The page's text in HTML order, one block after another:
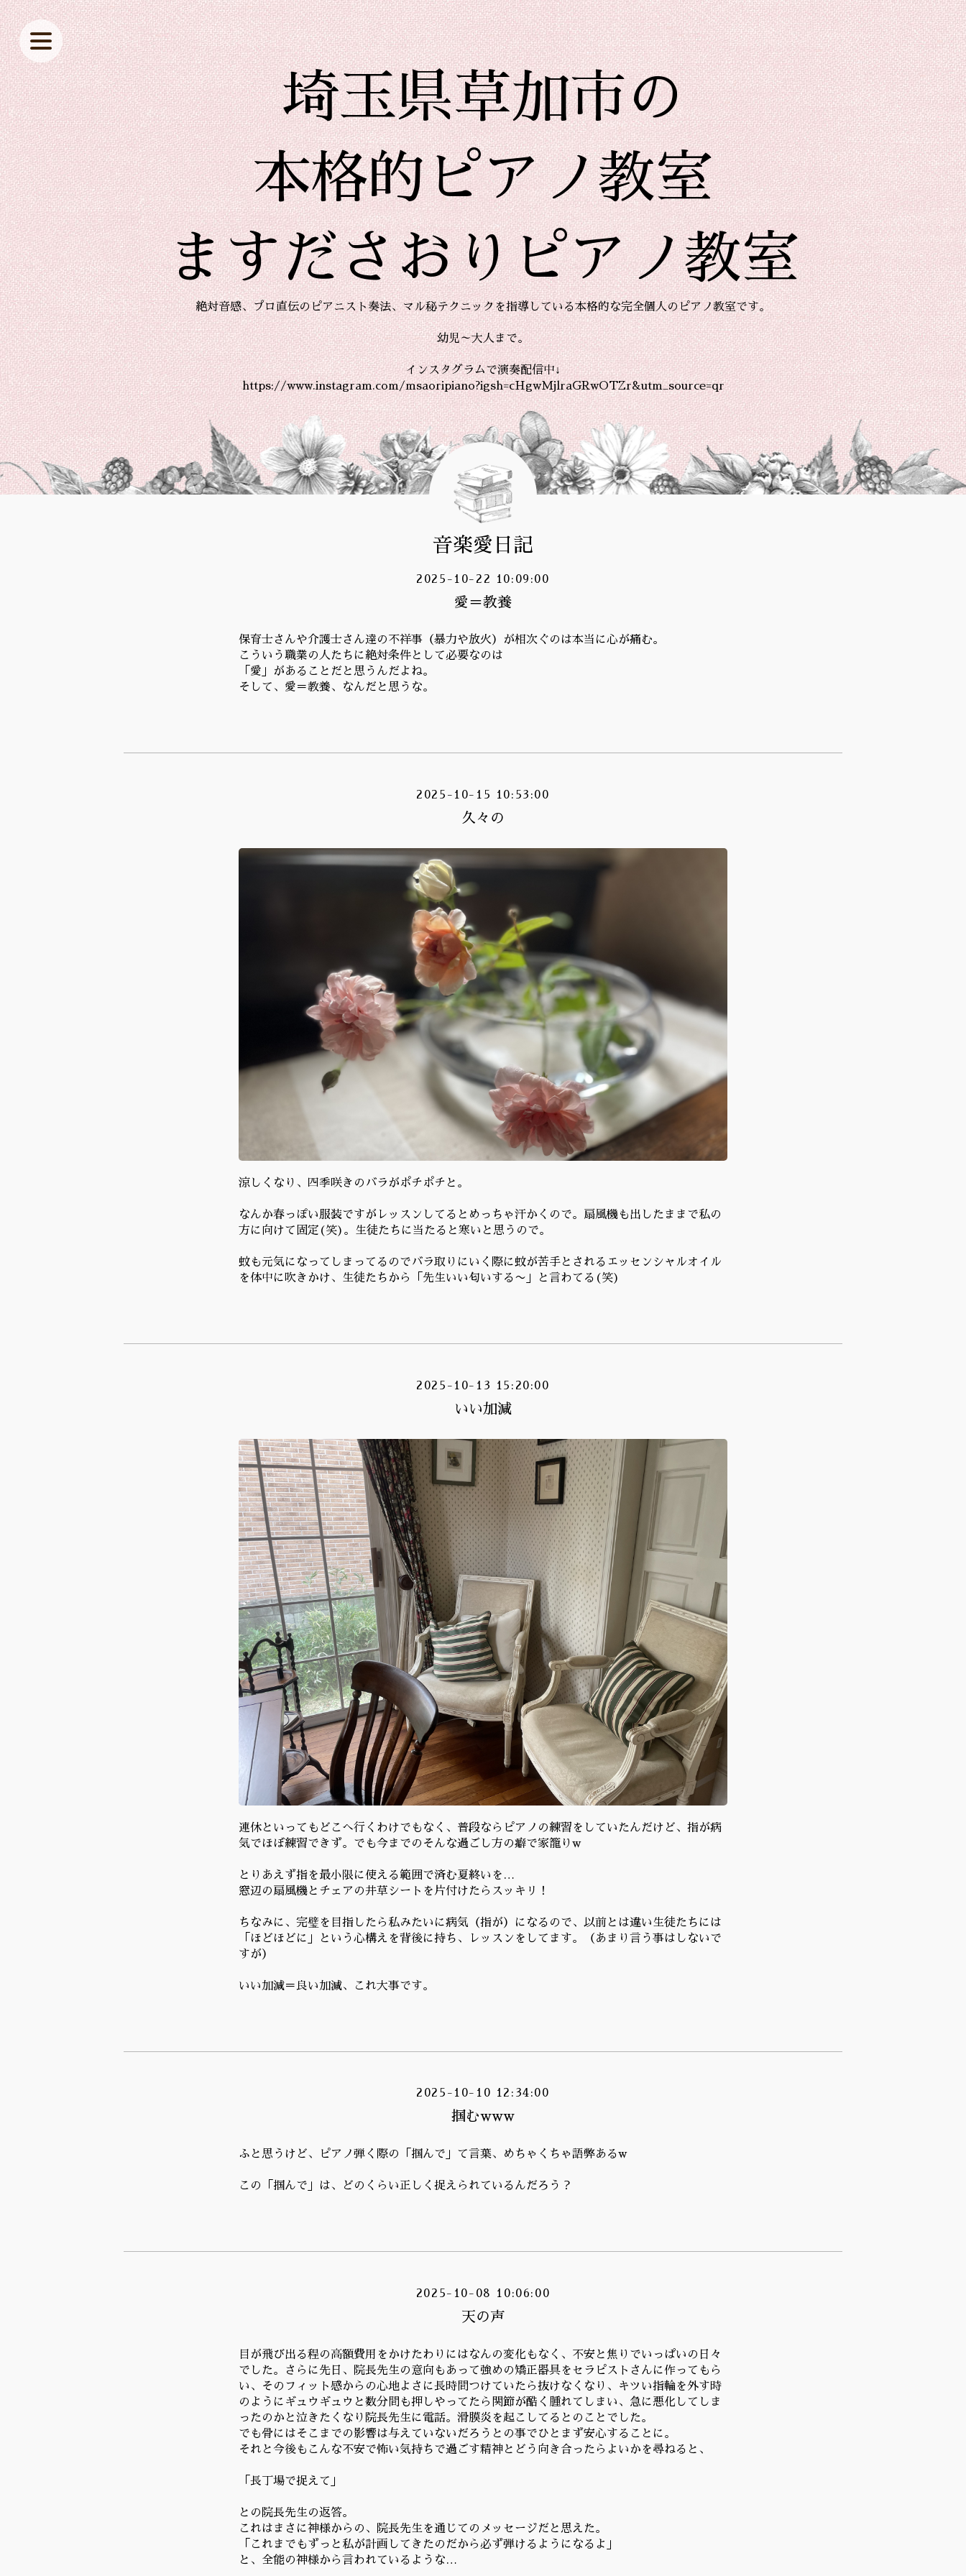
埼玉県草加市の
本格的ピアノ教室
ますださおりピアノ教室
絶対音感、プロ直伝のピアニスト奏法、マル秘テクニックを指導している本格的な完全個人のピアノ教室です。
幼児～大人まで。
インスタグラムで演奏配信中↓
https://www.instagram.com/msaoripiano?igsh=cHgwMjlraGRwOTZr&utm_source=qr
音楽愛日記
2025-10-22 10:09:00
愛＝教養
保育士さんや介護士さん達の不祥事（暴力や放火）が相次ぐのは本当に心が痛む。
こういう職業の人たちに絶対条件として必要なのは
「愛」があることだと思うんだよね。
そして、愛＝教養、なんだと思うな。
2025-10-15 10:53:00
久々の
涼しくなり、四季咲きのバラがポチポチと。
なんか春っぽい服装ですがレッスンしてるとめっちゃ汗かくので。扇風機も出したままで私の
方に向けて固定(笑)。生徒たちに当たると寒いと思うので。
蚊も元気になってしまってるのでバラ取りにいく際に蚊が苦手とされるエッセンシャルオイル
を体中に吹きかけ、生徒たちから「先生いい匂いする〜」と言わてる(笑)
2025-10-13 15:20:00
いい加減
連休といってもどこへ行くわけでもなく、普段ならピアノの練習をしていたんだけど、指が病
気でほぼ練習できず。でも今までのそんな過ごし方の癖で家籠りw
とりあえず指を最小限に使える範囲で済む夏終いを…
窓辺の扇風機とチェアの井草シートを片付けたらスッキリ！
ちなみに、完璧を目指したら私みたいに病気（指が）になるので、以前とは違い生徒たちには
「ほどほどに」という心構えを背後に持ち、レッスンをしてます。（あまり言う事はしないで
すが）
いい加減＝良い加減、これ大事です。
2025-10-10 12:34:00
掴むwww
ふと思うけど、ピアノ弾く際の「掴んで」て言葉、めちゃくちゃ語弊あるw
この「掴んで」は、どのくらい正しく捉えられているんだろう？
2025-10-08 10:06:00
天の声
目が飛び出る程の高額費用をかけたわりにはなんの変化もなく、不安と焦りでいっぱいの日々
でした。さらに先日、院長先生の意向もあって強めの矯正器具をセラピストさんに作ってもら
い、そのフィット感からの心地よさに長時間つけていたら抜けなくなり、キツい指輪を外す時
のようにギュウギュウと数分間も押しやってたら関節が酷く腫れてしまい、急に悪化してしま
ったのかと泣きたくなり院長先生に電話。滑膜炎を起こしてるとのことでした。
でも骨にはそこまでの影響は与えていないだろうとの事でひとまず安心することに。
それと今後もこんな不安で怖い気持ちで過ごす精神とどう向き合ったらよいかを尋ねると、
「長丁場で捉えて」
との院長先生の返答。
これはまさに神様からの、院長先生を通じてのメッセージだと思えた。
「これまでもずっと私が計画してきたのだから必ず弾けるようになるよ」
と、全能の神様から言われているような…